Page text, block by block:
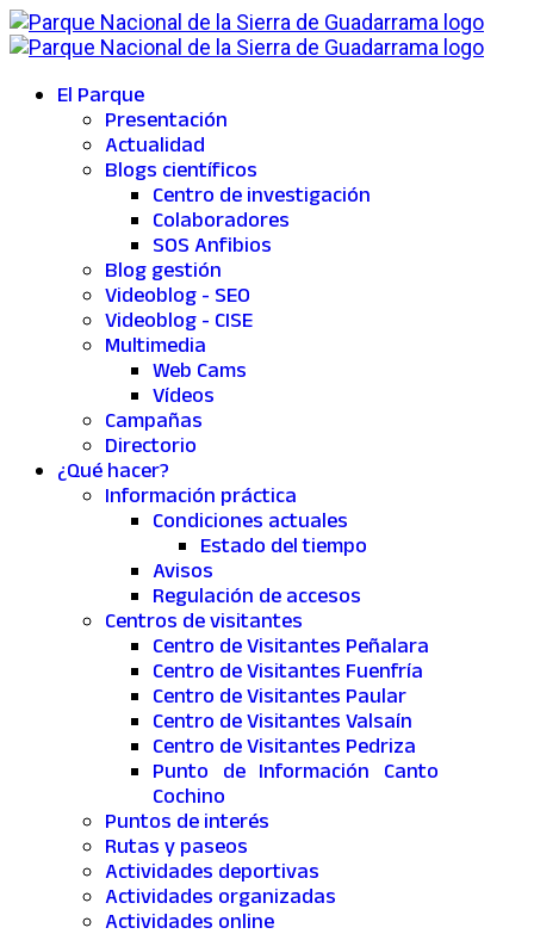
El Parque
Presentación
Actualidad
Blogs científicos
Centro de investigación
Colaboradores
SOS Anfibios
Blog gestión
Videoblog - SEO
Videoblog - CISE
Multimedia
Web Cams
Vídeos
Campañas
Directorio
¿Qué hacer?
Información práctica
Condiciones actuales
Estado del tiempo
Avisos
Regulación de accesos
Centros de visitantes
Centro de Visitantes Peñalara
Centro de Visitantes Fuenfría
Centro de Visitantes Paular
Centro de Visitantes Valsaín
Centro de Visitantes Pedriza
Punto de Información Canto
Cochino
Puntos de interés
Rutas y paseos
Actividades deportivas
Actividades organizadas
Actividades online